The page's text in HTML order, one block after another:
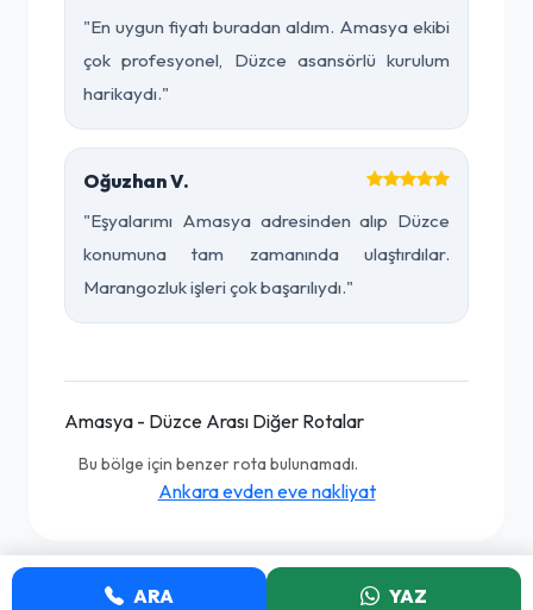
"En uygun fiyatı buradan aldım. Amasya ekibi
çok profesyonel, Düzce asansörlü kurulum
harikaydı."
Oğuzhan V.
"Eşyalarımı Amasya adresinden alıp Düzce
konumuna tam zamanında ulaştırdılar.
Marangozluk işleri çok başarılıydı."
Amasya - Düzce Arası Diğer Rotalar
Bu bölge için benzer rota bulunamadı.
Ankara evden eve nakliyat
ARA YAZ